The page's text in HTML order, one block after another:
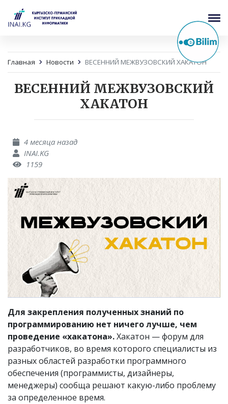
Главная Новости ВЕСЕННИЙ МЕЖВУЗОВСКИЙ ХАКАТОН
ВЕСЕННИЙ МЕЖВУЗОВСКИЙ
ХАКАТОН
4 месяца назад
INAI.KG
1159
Для закрепления полученных знаний по
программированию нет ничего лучше, чем
проведение «хакатона».Хакатон — форум для
разработчиков, во время которого специалисты из
разных областей разработки программного
обеспечения (программисты, дизайнеры,
менеджеры) сообща решают какую-либо проблему
за определенное время.